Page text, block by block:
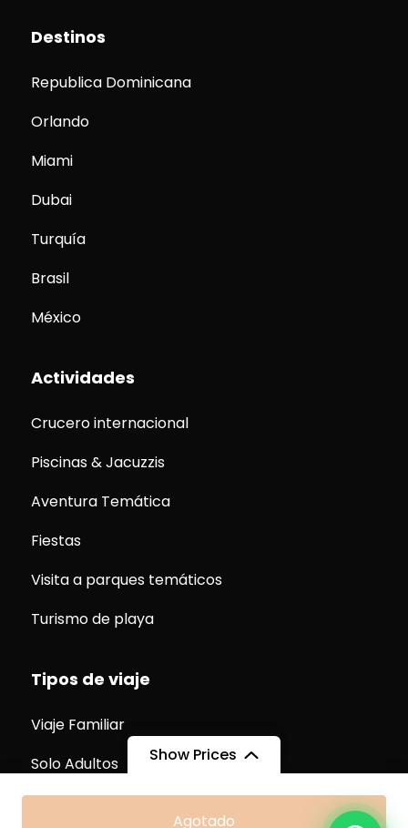
Show Prices
Agotado
Destinos
Republica Dominicana
Orlando
Miami
Dubai
Turquía
Brasil
México
Actividades
Crucero internacional
Piscinas & Jacuzzis
Aventura Temática
Fiestas
Visita a parques temáticos
Turismo de playa
Tipos de viaje
Viaje Familiar
Solo Adultos